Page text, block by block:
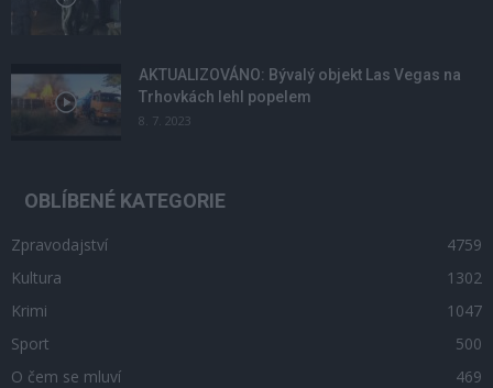
AKTUALIZOVÁNO: Bývalý objekt Las Vegas na
Trhovkách lehl popelem
8. 7. 2023
OBLÍBENÉ KATEGORIE
Zpravodajství
4759
Kultura
1302
Krimi
1047
Sport
500
O čem se mluví
469